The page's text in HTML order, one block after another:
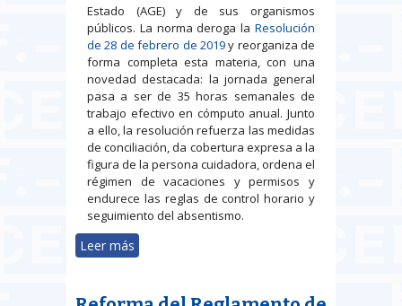
Estado (AGE) y de sus organismos
públicos. La norma deroga la Resolución
de 28 de febrero de 2019y reorganiza de
forma completa esta materia, con una
novedad destacada: la jornada general
pasa a ser de 35 horas semanales de
trabajo efectivo en cómputo anual. Junto
a ello, la resolución refuerza las medidas
de conciliación, da cobertura expresa a la
figura de la persona cuidadora, ordena el
régimen de vacaciones y permisos y
endurece las reglas de control horario y
seguimiento del absentismo.
Leer más
conciliación y control del tiempo